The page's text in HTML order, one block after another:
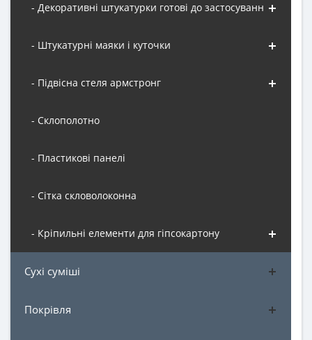
- Декоративні штукатурки готові до застосування
- Штукатурні маяки і куточки
- Підвісна стеля армстронг
- Склополотно
- Пластикові панелі
- Сітка скловолоконна
- Кріпильні елементи для гіпсокартону
Сухі суміші
Покрівля